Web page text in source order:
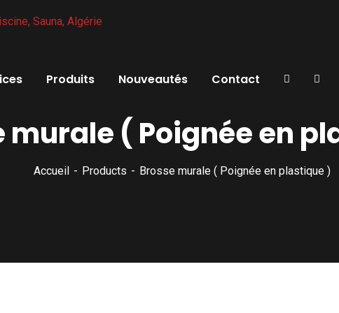
Produits Nouveautés Contact
murale ( Poignée en
Accueil Products Brosse murale ( Poignée en plastique )